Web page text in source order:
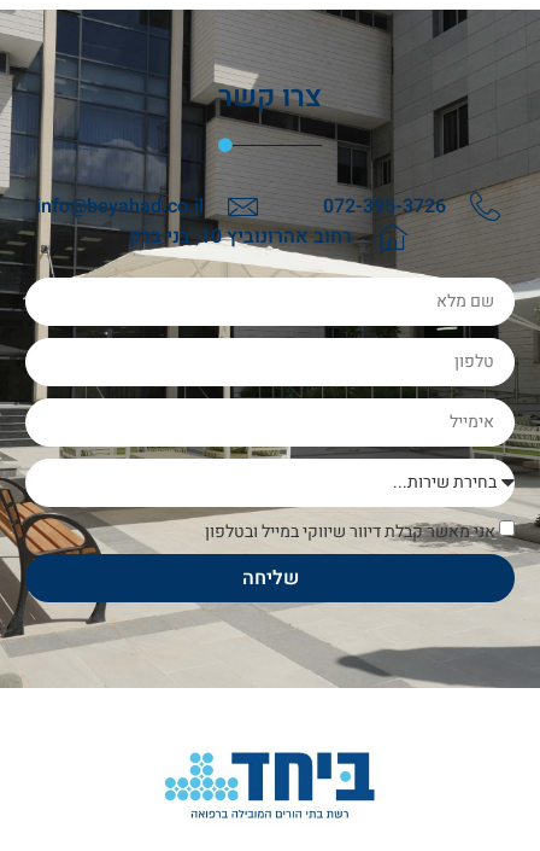
צרו קשר
072-395-3726
info@beyahad.co.il
רחוב אהרונוביץ 10, בני ברק
אני מאשר קבלת דיוור שיווקי במייל ובטלפון
שליחה